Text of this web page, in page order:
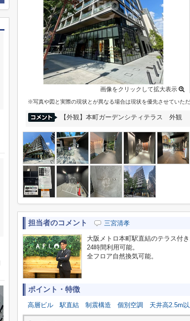
画像をクリックして拡大表示
※写真や図と実際の現状とが異なる場合は現状を優先させていただ
【外観】本町ガーデンシティテラス 外観
担当者のコメント 三宮清孝
大阪メトロ本町駅直結のテラス付き
24時間利用可能。
全フロア自然換気可能。
ポイント・特徴
高層ビル 駅直結 制震構造 個別空調 天井高2.5m